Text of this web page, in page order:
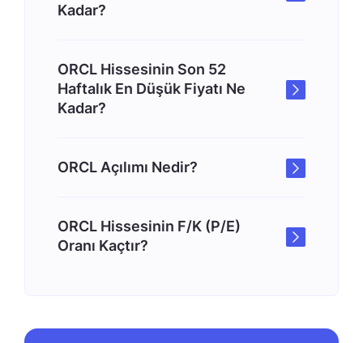
Kadar?
ORCL Hissesinin Son 52
Haftalık En Düşük Fiyatı Ne
Kadar?
ORCL Açılımı Nedir?
ORCL Hissesinin F/K (P/E)
Oranı Kaçtır?